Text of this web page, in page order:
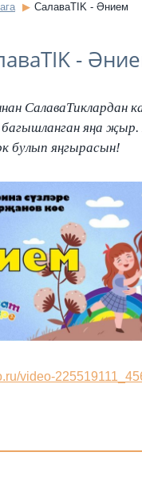
СалаваTIK - Әнием
-
СалаваТиклардан
багышланган яңа
булып яңгырасын!
video-